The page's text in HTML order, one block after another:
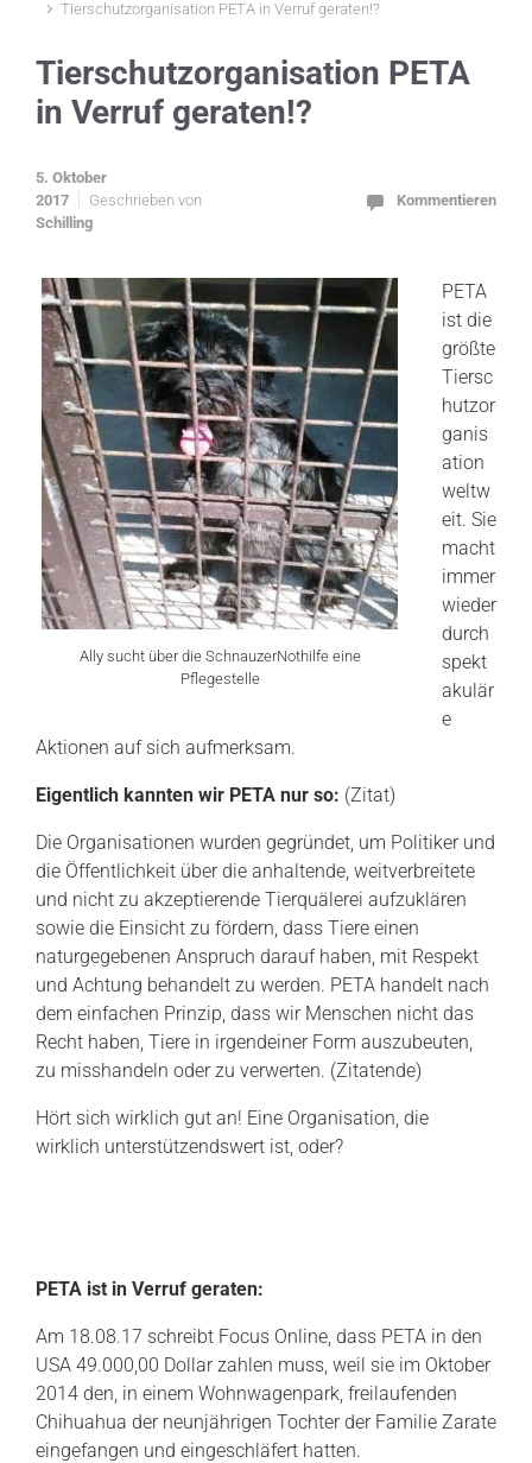
Tierschutzorganisation PETA in Verruf geraten!?
Tierschutzorganisation PETA
in Verruf geraten!?
5. Oktober
2017
Geschrieben von
Schilling
Kommentieren
Ally sucht über die SchnauzerNothilfe eine
Pflegestelle
PETA
ist die
größte
Tiersc
hutzor
ganis
ation
weltw
eit. Sie
macht
immer
wieder
durch
spekt
akulär
e
Aktionen auf sich aufmerksam.
Eigentlich kannten wir PETA nur so: (Zitat)
Die Organisationen wurden gegründet, um Politiker und
die Öffentlichkeit über die anhaltende, weitverbreitete
und nicht zu akzeptierende Tierquälerei aufzuklären
sowie die Einsicht zu fördern, dass Tiere einen
naturgegebenen Anspruch darauf haben, mit Respekt
und Achtung behandelt zu werden. PETA handelt nach
dem einfachen Prinzip, dass wir Menschen nicht das
Recht haben, Tiere in irgendeiner Form auszubeuten,
zu misshandeln oder zu verwerten. (Zitatende)
Hört sich wirklich gut an! Eine Organisation, die
wirklich unterstützendswert ist, oder?
PETA ist in Verruf geraten:
Am 18.08.17 schreibt Focus Online, dass PETA in den
USA 49.000,00 Dollar zahlen muss, weil sie im Oktober
2014 den, in einem Wohnwagenpark, freilaufenden
Chihuahua der neunjährigen Tochter der Familie Zarate
eingefangen und eingeschläfert hatten.